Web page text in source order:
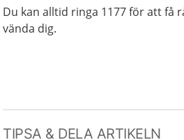
Du kan alltid ringa 1177 för att få
vända dig.
TIPSA & DELA ARTIKELN